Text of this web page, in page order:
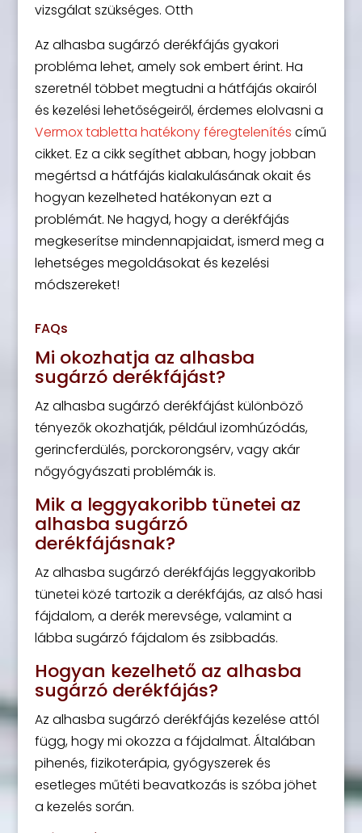
vizsgálat szükséges. Otth
Az alhasba sugárzó derékfájás gyakori
probléma lehet, amely sok embert érint. Ha
szeretnél többet megtudni a hátfájás okairól
és kezelési lehetőségeiről, érdemes elolvasni a
Vermox tabletta hatékony féregtelenítés című
cikket. Ez a cikk segíthet abban, hogy jobban
megértsd a hátfájás kialakulásának okait és
hogyan kezelheted hatékonyan ezt a
problémát. Ne hagyd, hogy a derékfájás
megkeserítse mindennapjaidat, ismerd meg a
lehetséges megoldásokat és kezelési
módszereket!
FAQs
Mi okozhatja az alhasba
sugárzó derékfájást?
Az alhasba sugárzó derékfájást különböző
tényezők okozhatják, például izomhúzódás,
gerincferdülés, porckorongsérv, vagy akár
nőgyógyászati problémák is.
Mik a leggyakoribb tünetei az
alhasba sugárzó
derékfájásnak?
Az alhasba sugárzó derékfájás leggyakoribb
tünetei közé tartozik a derékfájás, az alsó hasi
fájdalom, a derék merevsége, valamint a
lábba sugárzó fájdalom és zsibbadás.
Hogyan kezelhető az alhasba
sugárzó derékfájás?
Az alhasba sugárzó derékfájás kezelése attól
függ, hogy mi okozza a fájdalmat. Általában
pihenés, fizikoterápia, gyógyszerek és
esetleges műtéti beavatkozás is szóba jöhet
a kezelés során.